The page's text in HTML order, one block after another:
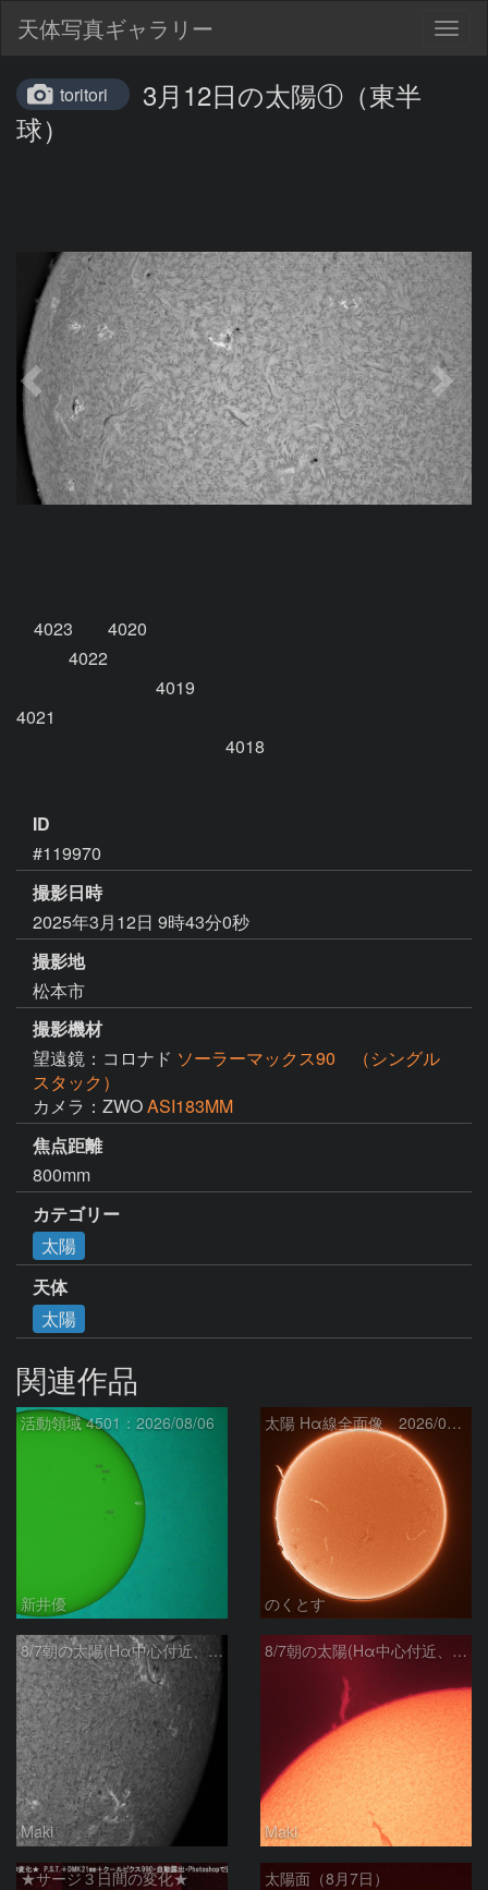
天体写真ギャラリー
toritori
3月12日の太陽①（東半
球）
4023　　4020
4022
4019
4021
4018
ID
#119970
撮影日時
2025年3月12日 9時43分0秒
撮影地
松本市
撮影機材
望遠鏡：コロナド ソーラーマックス90 （シングル
スタック）
カメラ：ZWOASI183MM
焦点距離
800mm
カテゴリー
太陽
天体
太陽
関連作品
活動領域 4501：2026/08/06
新井優
太陽 Hα線全面像 2026/08/07
のくとす
8/7朝の太陽(Hα中心付近、4498、4502付近)
Maki
8/7朝の太陽(Hα中心付近、プロミネンス)
Maki
★サージ３日間の変化★ 太陽面（8月7日）